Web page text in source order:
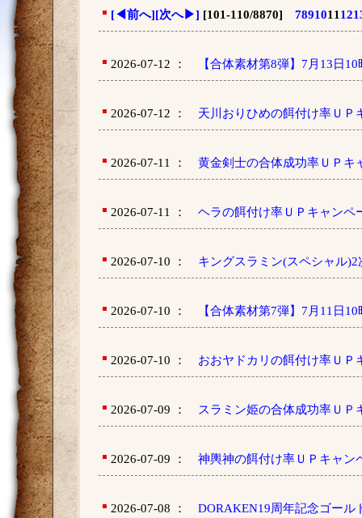
[◀ 前へ][次へ▶] [101-110/8870] 7891011 12
2026-07-12 ： 【合体素材第8弾】7月13日
2026-07-12 ： 天川おりひめの餌付け率ＵＰ
2026-07-11 ： 黄金剣士の合体成功率ＵＰキ
2026-07-11 ： ヘラの餌付け率ＵＰキャンペ
2026-07-10 ： キングスラミン(スペシャル
2026-07-10 ： 【合体素材第7弾】7月11日
2026-07-10 ： おおヤドカリの餌付け率ＵＰ
2026-07-09 ： スラミン姫の合体成功率ＵＰ
2026-07-09 ： 神輿神の餌付け率ＵＰキャン
2026-07-08 ： DORAKEN19周年記念ゴール